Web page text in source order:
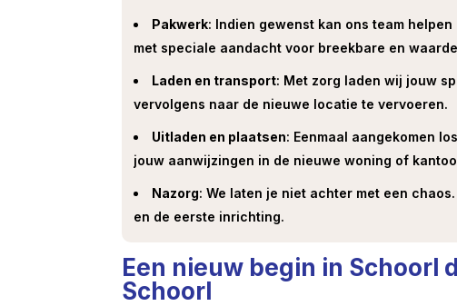
Pakwerk: Indien gewenst kan ons team
met speciale aandacht voor breekbare en
Laden en transport: Met zorg laden wij jouw
vervolgens naar de nieuwe locatie te vervoeren.
Uitladen en plaatsen: Eenmaal aangekomen
jouw aanwijzingen in de nieuwe woning of
Nazorg: We laten je niet achter met een
en de eerste inrichting.
Een nieuw begin in Schoorl
Schoorl